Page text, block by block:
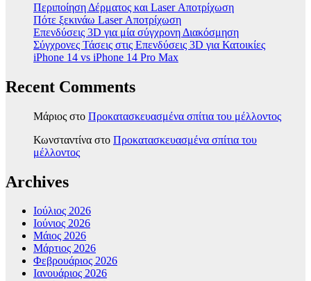
Περιποίηση Δέρματος και Laser Αποτρίχωση
Πότε ξεκινάω Laser Αποτρίχωση
Επενδύσεις 3D για μία σύγχρονη Διακόσμηση
Σύγχρονες Τάσεις στις Επενδύσεις 3D για Κατοικίες
iPhone 14 vs iPhone 14 Pro Max
Recent Comments
Μάριος στο Προκατασκευασμένα σπίτια του μέλλοντος
Κωνσταντίνα στο Προκατασκευασμένα σπίτια του
μέλλοντος
Archives
Ιούλιος 2026
Ιούνιος 2026
Μάιος 2026
Μάρτιος 2026
Φεβρουάριος 2026
Ιανουάριος 2026